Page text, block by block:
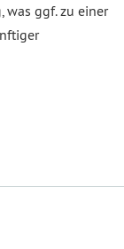
was ggf. zu einer